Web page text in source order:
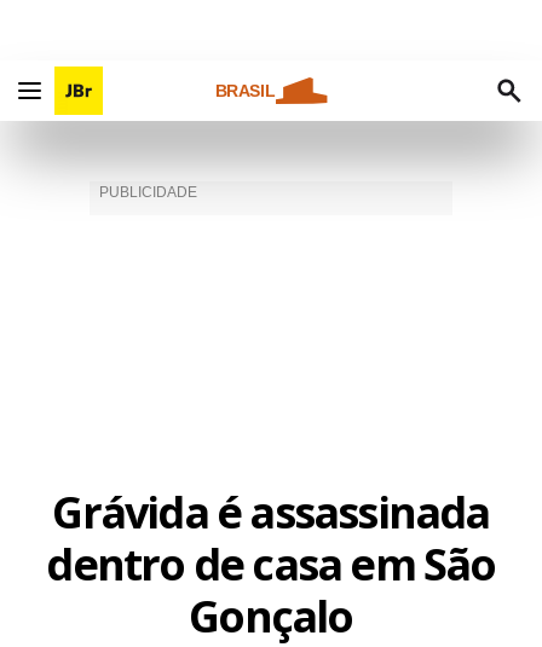
BRASIL
Grávida é assassinada
dentro de casa em São
Gonçalo